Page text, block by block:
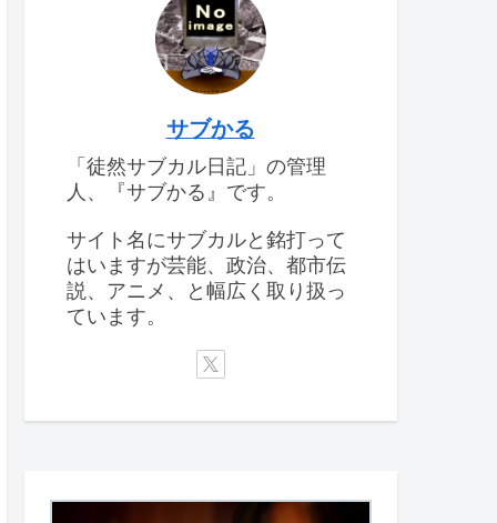
サブかる
「徒然サブカル日記」の管理
人、『サブかる』です。
サイト名にサブカルと銘打って
はいますが芸能、政治、都市伝
説、アニメ、と幅広く取り扱っ
ています。